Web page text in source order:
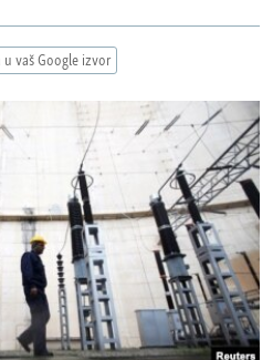
u vaš Google izvor